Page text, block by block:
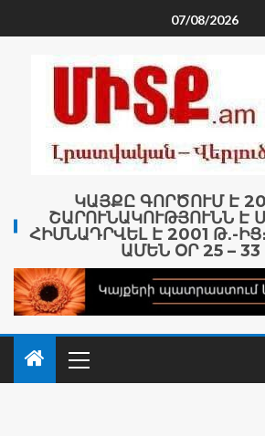
07/08/2026
ԿԱՅՔԸ ԳՈՐԾՈՒՄ Է
ՇԱՐՈՒՆԱԿՈՒԹՅՈՒՆՆ Է
ՀԻՄՆԱԴՐՎԵԼ Է 2001 Թ․-
ԱՄԵՆ ՕՐ 25 –